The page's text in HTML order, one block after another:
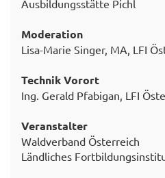
Ausbildungsstätte Pichl
Moderation
Lisa-Marie Singer, MA, LFI
Technik Vorort
Ing. Gerald Pfabigan, LFI
Veranstalter
Waldverband Österreich
Ländliches